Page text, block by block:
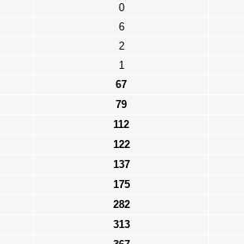
0
6
2
1
67
79
112
122
137
175
282
313